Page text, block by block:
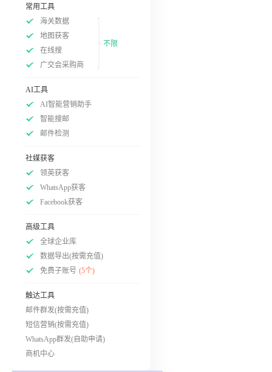
常用工具
海关数据
地图获客
在线搜
广交会采购商
不限
AI工具
AI智能营销助手
智能搜邮
邮件检测
社媒获客
领英获客
WhatsApp获客
Facebook获客
高级工具
全球企业库
数据导出(按需充值)
免费子账号 (5个)
触达工具
邮件群发(按需充值)
短信营销(按需充值)
WhatsApp群发(自助申请)
商机中心